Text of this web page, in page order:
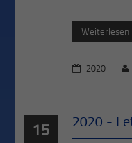
…
Weiterlesen
2020
15 2020 -